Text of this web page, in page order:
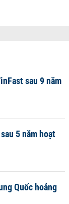
sau 9 năm
5 năm hoạt
Quốc hoảng